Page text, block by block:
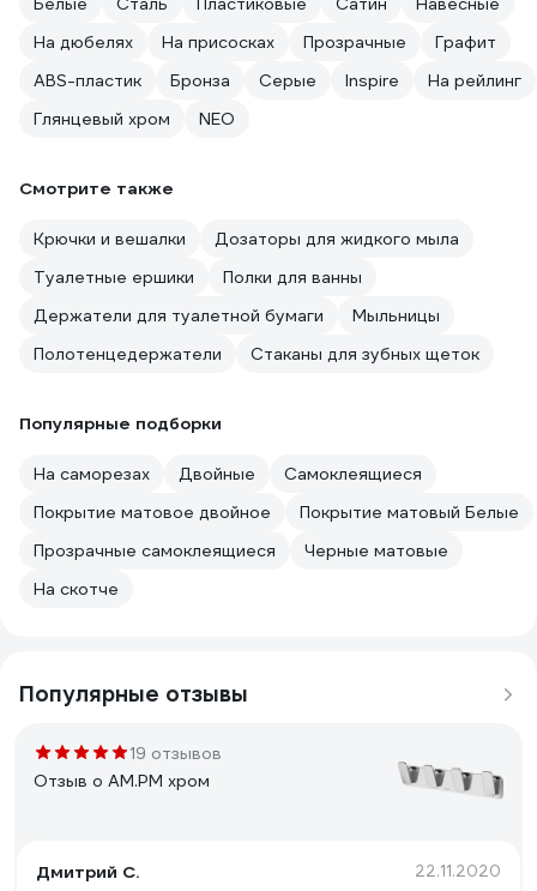
На дюбелях
На присосках Прозрачные
Графит
ABS-пластик
Бронза Серые Inspire
На рейлинг
Глянцевый хром
NEO
Смотрите также
Крючки и вешалки
Дозаторы для жидкого мыла
Туалетные ершики
Полки для ванны
Держатели для туалетной бумаги
Мыльницы
Полотенцедержатели
Стаканы для зубных щеток
Популярные подборки
На саморезах Двойные
Самоклеящиеся
Покрытие матовое двойное
Покрытие матовый Белые
Прозрачные самоклеящиеся
Черные матовые
На скотче
Популярные отзывы
19 отзывов
Отзыв о AM.PM хром
Дмитрий С. 22.11.2020